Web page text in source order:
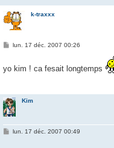
k-traxxx
M
s
a
lun. 17 déc. 2007 00:26
yo kim ! ca fesait longtemps
Kim
Mlun. 17 déc. 2007 00:49